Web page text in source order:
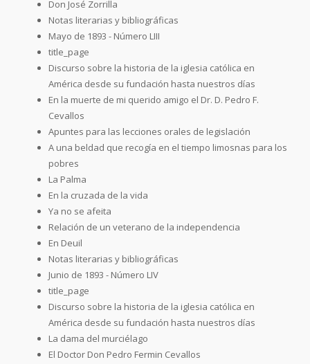
Don José Zorrilla
Notas literarias y bibliográficas
Mayo de 1893 - Número LIII
title_page
Discurso sobre la historia de la iglesia católica en
América desde su fundación hasta nuestros días
En la muerte de mi querido amigo el Dr. D. Pedro F.
Cevallos
Apuntes para las lecciones orales de legislación
A una beldad que recogía en el tiempo limosnas para los
pobres
La Palma
En la cruzada de la vida
Ya no se afeita
Relación de un veterano de la independencia
En Deuil
Notas literarias y bibliográficas
Junio de 1893 - Número LIV
title_page
Discurso sobre la historia de la iglesia católica en
América desde su fundación hasta nuestros días
La dama del murciélago
El Doctor Don Pedro Fermin Cevallos